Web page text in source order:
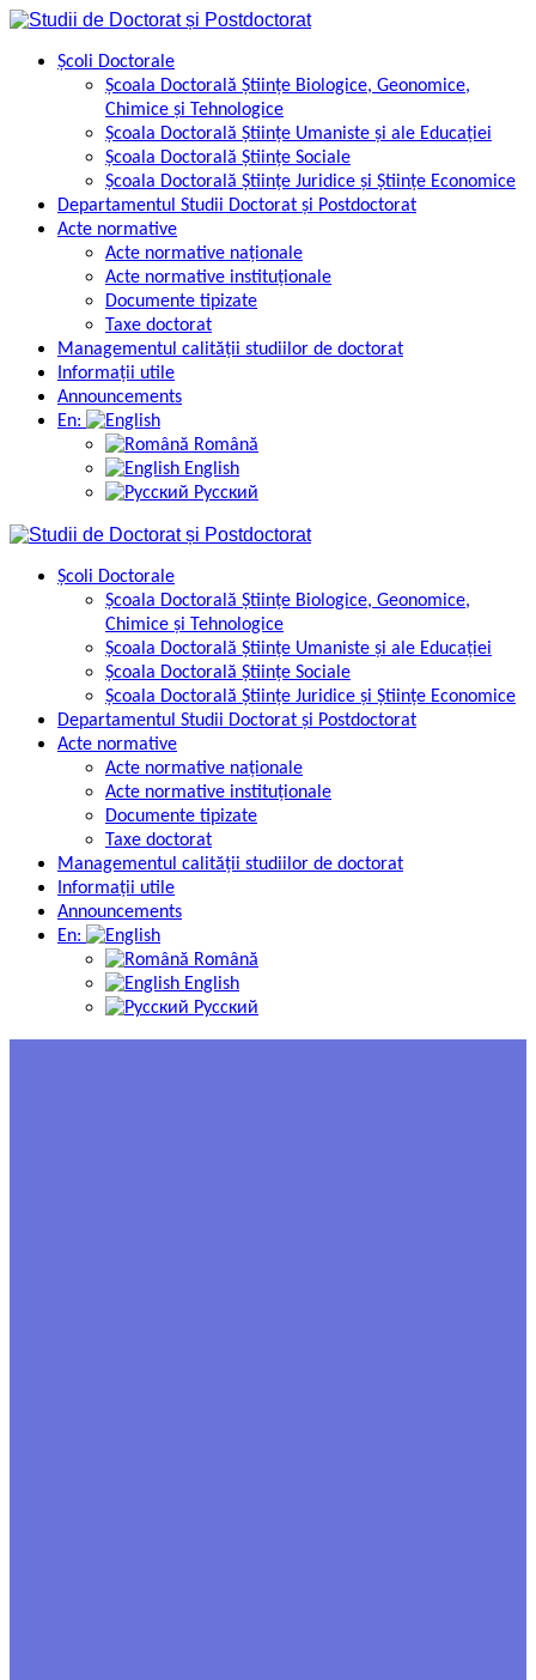
Skip
contentȘcoli Doctorale
Școala Doctorală Științe Biologice, Geonomice,
Chimice și Tehnologice
Școala Doctorală Științe Umaniste și ale Educației
Școala Doctorală Științe Sociale
Școala Doctorală Științe Juridice și Științe Economice
Departamentul Studii Doctorat și Postdoctorat
Acte normative
Acte normative naționale
Acte normative instituționale
Documente tipizate
Taxe doctorat
Managementul calității studiilor de doctorat
Informații utile
Announcements
En:
Română
English
Русский
Școli Doctorale
Școala Doctorală Științe Biologice, Geonomice,
Chimice și Tehnologice
Școala Doctorală Științe Umaniste și ale Educației
Școala Doctorală Științe Sociale
Școala Doctorală Științe Juridice și Științe Economice
Departamentul Studii Doctorat și Postdoctorat
Acte normative
Acte normative naționale
Acte normative instituționale
Documente tipizate
Taxe doctorat
Managementul calității studiilor de doctorat
Informații utile
Announcements
En:
Română
English
Русский